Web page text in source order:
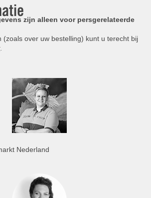
zijn alleen voor persgerelateerde
(zoals over uw bestelling) kunt u terecht bij
.
Nederland